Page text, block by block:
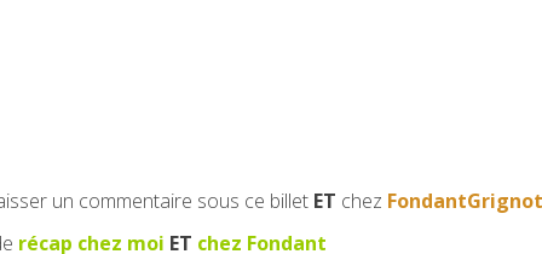
un commentaire sous ce billet ET chez
récap chez moi ET chez Fondant